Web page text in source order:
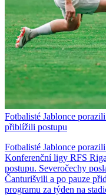
Fotbalisté Jablonce
přiblížili postupu
Fotbalisté Jablonce
Konferenční ligy RFS
postupu. Severočechy
Čanturišvili a po pauze
programu za týden na